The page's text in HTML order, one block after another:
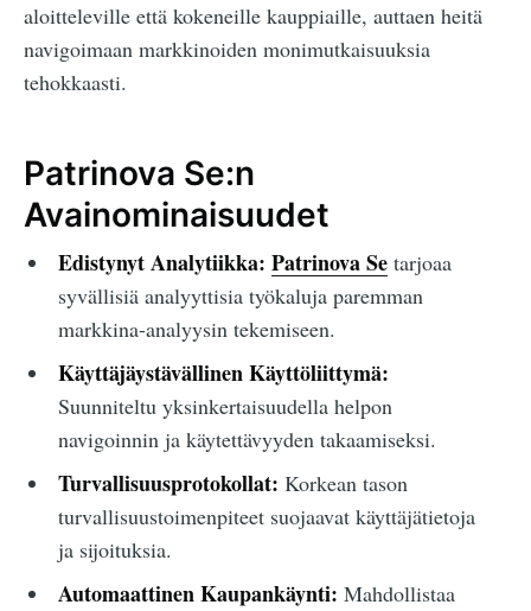
aloitteleville että kokeneille kauppiaille, auttaen heitä
navigoimaan markkinoiden monimutkaisuuksia
tehokkaasti.
Patrinova Se:n
Avainominaisuudet
Edistynyt Analytiikka: Patrinova Setarjoaa
syvällisiä analyyttisia työkaluja paremman
markkina-analyysin tekemiseen.
Käyttäjäystävällinen Käyttöliittymä:
Suunniteltu yksinkertaisuudella helpon
navigoinnin ja käytettävyyden takaamiseksi.
Turvallisuusprotokollat: Korkean tason
turvallisuustoimenpiteet suojaavat käyttäjätietoja
ja sijoituksia.
Automaattinen Kaupankäynti: Mahdollistaa